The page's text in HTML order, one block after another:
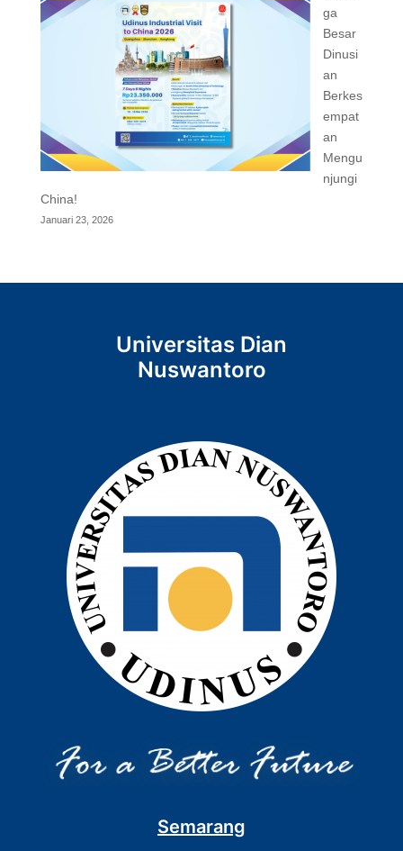
ga
Besar
Dinusi
an
Berkes
empat
an
Mengu
njungi
China!
Januari 23, 2026
Universitas Dian
Nuswantoro
Semarang